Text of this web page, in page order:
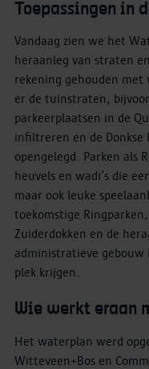
Toepassingen in
Vandaag zien we het
heraanleg van straten
rekening gehouden
er de tuinstraten,
parkeerplaatsen in de
infiltreren en de Donkse
opengelegd. Parken als
heuvels en wadi’s die
maar ook leuke
toekomstige
Zuiderdokken en de
administratieve gebouw
plek krijgen.
Wie werkt eraan
Het waterplan werd
Witteveen+Bos en